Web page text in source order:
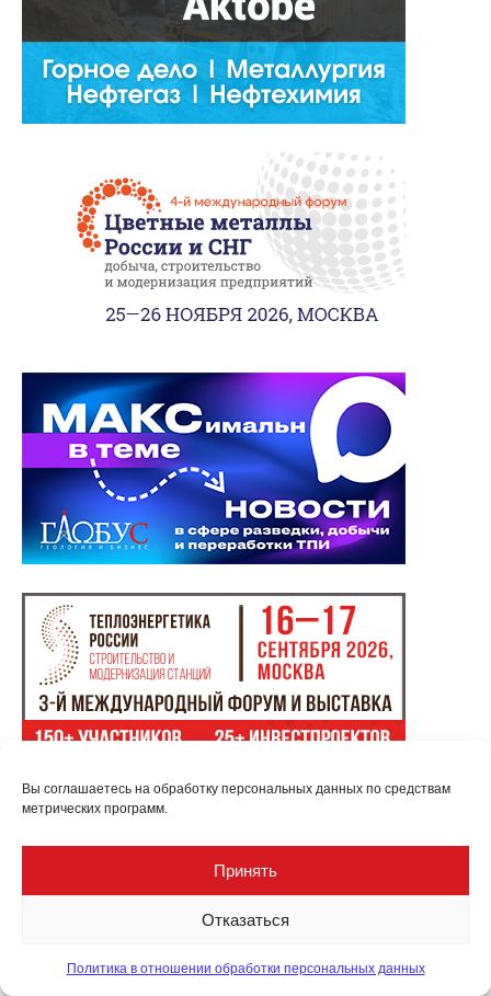
Вы соглашаетесь на обработку персональных данных по средствам
метрических программ.
Принять
Отказаться
Политика в отношении обработки персональных данных